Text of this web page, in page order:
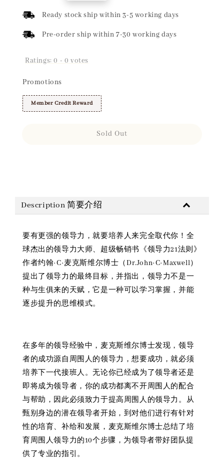
Ready stock ship within 3-5 working days
Pre-order ship within 7-30 working days
Ratings:0 - 0 votes
Promotions
Member Credit Reward
Sold Out
Description 简要介绍
要有更强的领导力，就要培养人来完全取代你！全
球杰出的领导力大师、超级畅销书《领导力21法则》
作者约翰·C·麦克斯维尔博士（Dr.John·C·Maxwell）
提出了领导力的最终目标，并指出，领导力不是一
种与生俱来的天赋，它是一种可以学习掌握，并能
逐步提升的思维模式。
在多年的领导经验中，麦克斯维尔博士发现，领导
者的成功源自周围人的领导力，想要成功，就必须
培养下一代接班人。无论你已经成为了领导者还是
即将成为领导者，你的成功都离不开周围人的配合
与帮助，因此必须致力于提高周围人的领导力。从
甄别身边的潜在领导者开始，到对他们进行有针对
性的培育、补给和发展，麦克斯维尔博士总结了培
育周围人领导力的10个步骤，为领导者带好团队提
供了专业的指引。